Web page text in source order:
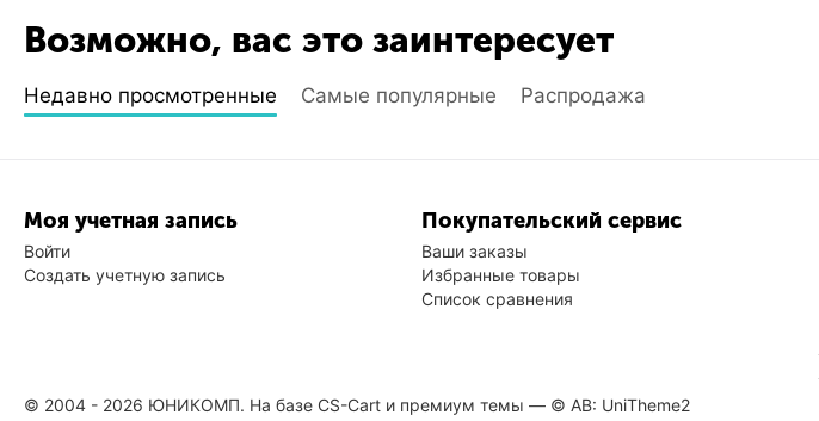
Возможно, вас это заинтересует
Недавно просмотренные Самые популярные Распродажа
Моя учетная запись
Войти
Создать учетную запись
Покупательский сервис
Ваши заказы
Избранные товары
Список сравнения
© 2004 - 2026 ЮНИКОМП. На базе CS-Cart и премиум темы — © AB: UniTheme2